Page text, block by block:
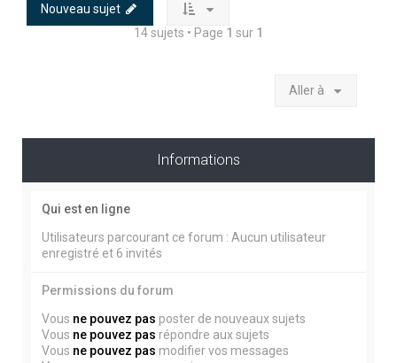
Nouveau sujet
14 sujets • Page 1 sur 1
Aller à
Informations
Qui est en ligne
Utilisateurs parcourant ce forum : Aucun utilisateur
enregistré et 6 invités
Permissions du forum
Vous ne pouvez pas poster de nouveaux sujets
Vous ne pouvez pas répondre aux sujets
Vous ne pouvez pas modifier vos messages